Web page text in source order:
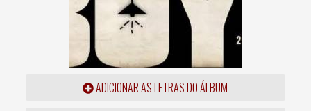
ADICIONAR AS LETRAS DO ÁLBUM